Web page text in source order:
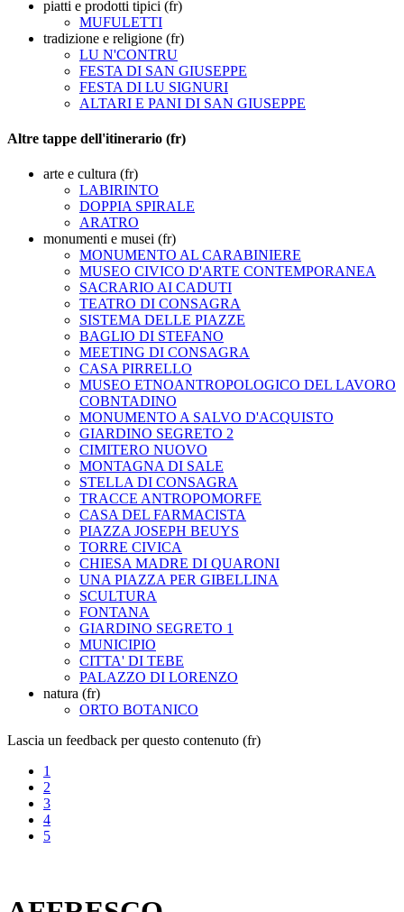
piatti e prodotti tipici (fr)
MUFULETTI
tradizione e religione (fr)
LU N'CONTRU
FESTA DI SAN GIUSEPPE
FESTA DI LU SIGNURI
ALTARI E PANI DI SAN GIUSEPPE
Altre tappe dell'itinerario (fr)
arte e cultura (fr)
LABIRINTO
DOPPIA SPIRALE
ARATRO
monumenti e musei (fr)
MONUMENTO AL CARABINIERE
MUSEO CIVICO D'ARTE CONTEMPORANEA
SACRARIO AI CADUTI
TEATRO DI CONSAGRA
SISTEMA DELLE PIAZZE
BAGLIO DI STEFANO
MEETING DI CONSAGRA
CASA PIRRELLO
MUSEO ETNOANTROPOLOGICO DEL LAVORO
COBNTADINO
MONUMENTO A SALVO D'ACQUISTO
GIARDINO SEGRETO 2
CIMITERO NUOVO
MONTAGNA DI SALE
STELLA DI CONSAGRA
TRACCE ANTROPOMORFE
CASA DEL FARMACISTA
PIAZZA JOSEPH BEUYS
TORRE CIVICA
CHIESA MADRE DI QUARONI
UNA PIAZZA PER GIBELLINA
SCULTURA
FONTANA
GIARDINO SEGRETO 1
MUNICIPIO
CITTA' DI TEBE
PALAZZO DI LORENZO
natura (fr)
ORTO BOTANICO
Lascia un feedback per questo contenuto (fr)
1
2
3
4
5